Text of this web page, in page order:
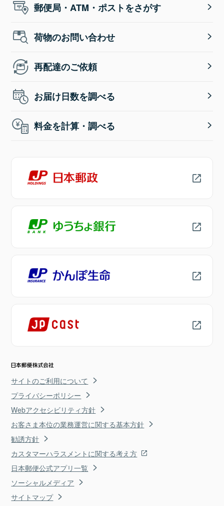
郵便局・ATM・ポストをさがす
荷物のお問い合わせ
再配達のご依頼
お届け日数を調べる
料金を計算・調べる
サイトのご利用について
プライバシーポリシー
Webアクセシビリティ方針
お客さま本位の業務運営に関する基本方針
勧誘方針
カスタマーハラスメントに関する考え方
日本郵便公式アプリ一覧
ソーシャルメディア
サイトマップ